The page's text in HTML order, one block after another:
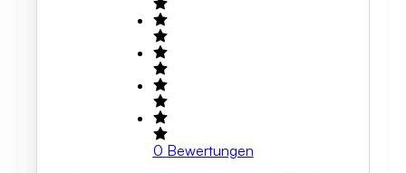
0 Bewertungen